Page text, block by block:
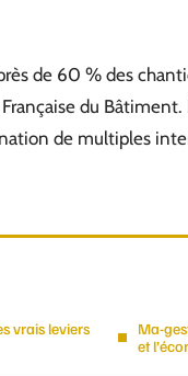
de 60 % des
du
de multiples
vrais leviers
Ma-
et